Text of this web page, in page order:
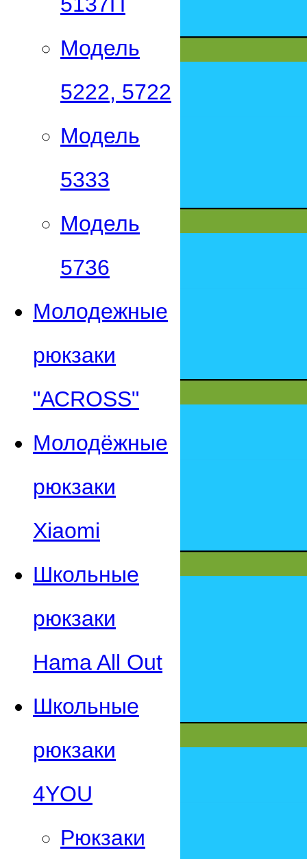
Модель
5222, 5722
Модель
5333
Модель
5736
Молодежные
рюкзаки
"АСROSS"
Молодёжные
рюкзаки
Xiaomi
Школьные
рюкзаки
Hama All Out
Школьные
рюкзаки
4YOU
Рюкзаки